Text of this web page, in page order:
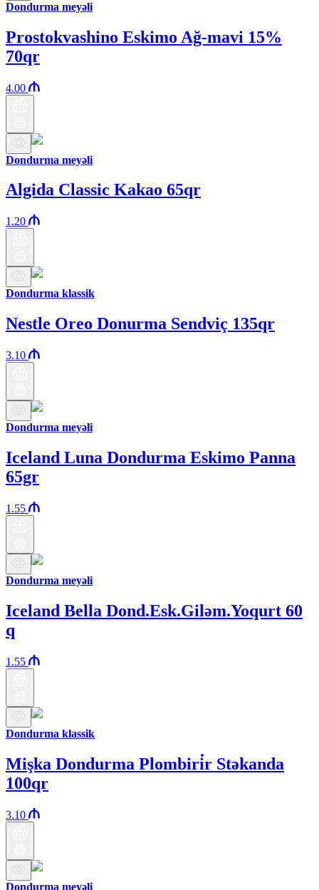
Dondurma meyəli
Prostokvashino Eskimo Ağ-mavi 15%
70qr
4.00
Dondurma meyəli
Algida Classic Kakao 65qr
1.20
Dondurma klassik
Nestle Oreo Donurma Sendviç 135qr
3.10
Dondurma meyəli
Iceland Luna Dondurma Eskimo Panna
65gr
1.55
Dondurma meyəli
Iceland Bella Dond.Esk.Giləm.Yoqurt 60
q
1.55
Dondurma klassik
Mişka Dondurma Plombiri̇r Stəkanda
100qr
3.10
Dondurma meyəli